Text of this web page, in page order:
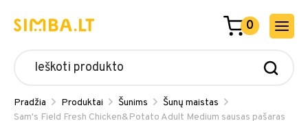
0
Pradžia Produktai Šunims
Šunų maistas
Sam's Field Fresh Chicken&Potato Adult Medium sausas pašaras